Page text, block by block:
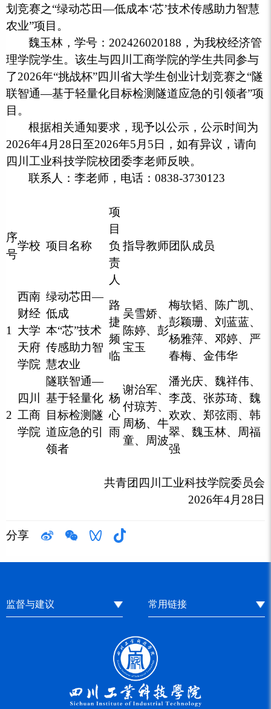
划竞赛之“绿动芯田—低成本‘芯’技术传感助力智慧
农业”项目。
魏玉林，学号：202426020188，为我校经济管
理学院学生。该生与四川工商学院的学生共同参与
了2026年“挑战杯”四川省大学生创业计划竞赛之“隧
联智通—基于轻量化目标检测隧道应急的引领者”项
目。
根据相关通知要求，现予以公示，公示时间为
2026年4月28日至2026年5月5日，如有异议，请向
四川工业科技学院校团委李老师反映。
联系人：李老师，电话：0838-3730123
序
号
学校 项目名称
项
目
负
责
人
指导教师团队成员
1
西南
财经
大学
天府
学院
绿动芯田—
低成
本“芯”技术
传感助力智
慧农业
路
捷
频
临
吴雪娇、
陈婷、彭
宝玉
梅欤韬、 陈广凯、
彭颖珊、刘蓝蓝、
杨雅萍、邓婷、严
春梅、金伟华
2
四川
工商
学院
隧联智通—
基于轻量化
目标检测隧
道应急的引
领者
杨
心
雨
谢治军、
付琼芳、
周杨、牛
童、周波
潘光庆、魏祥伟、
李茂、张苏琦、魏
欢欢、郑弦雨、韩
翠、魏玉林、周福
强
共青团四川工业科技学院委员会
2026年4月28日
分享
监督与建议 常用链接